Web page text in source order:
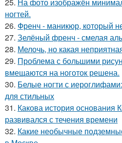
25. На фото изображён
ногтей.
26. Френч - маникюр, который
27. Зелёный френч - смелая
28. Мелочь, но какая
29. Проблема с большими
вмещаются на ноготок решена.
30. Белые ногти с
для стильных
31. Какова история основания
развивался с течения времени
32. Какие необычные